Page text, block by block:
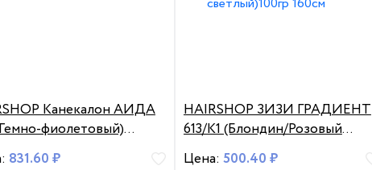
Канекалон АИДА
фиолетовый)
831.60 ₽
HAIRSHOP ЗИЗИ ГРАДИЕНТ
613/К1 (Блондин/Розовый
светлый)100гр 160см
Цена: 500.40 ₽